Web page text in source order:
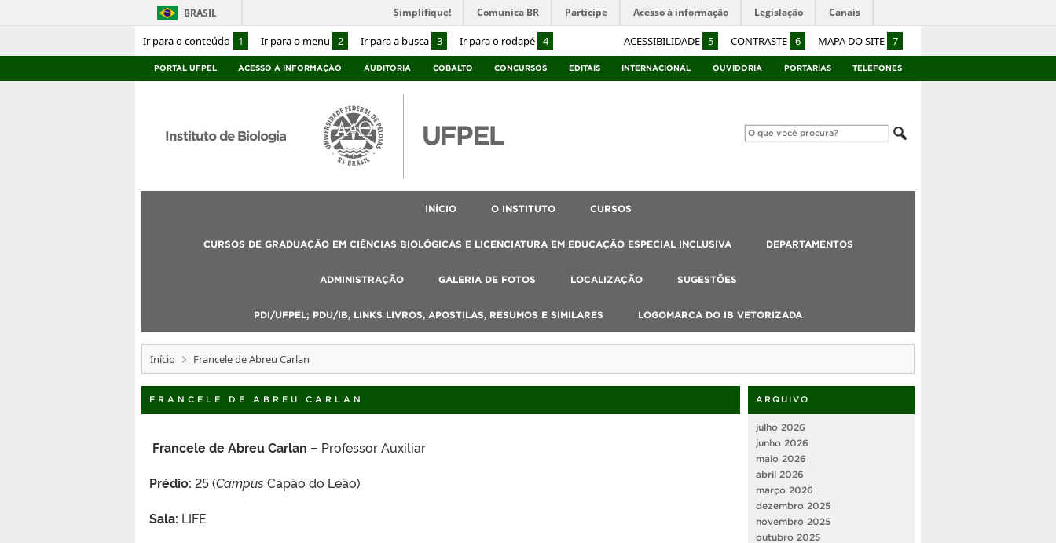
Ir para o conteúdo 1 Ir para o menu 2 Ir para a busca 3 Ir para o rodapé 4 ACESSIBILIDADE 5 CONTRASTE 6 MAPA DO SITE 7
BRASIL Simplifique! Comunica BR Participe Acesso à informação Legislação Canais
PORTAL UFPEL ACESSO À INFORMAÇÃO AUDITORIA COBALTO CONCURSOS EDITAIS INTERNACIONAL OUVIDORIA PORTARIAS TELEFONES
Instituto de Biologia
INÍCIO O INSTITUTO CURSOS
CURSOS DE GRADUAÇÃO EM CIÊNCIAS BIOLÓGICAS E LICENCIATURA EM EDUCAÇÃO ESPECIAL INCLUSIVA DEPARTAMENTOS
ADMINISTRAÇÃO GALERIA DE FOTOS LOCALIZAÇÃO SUGESTÕES
PDI/UFPEL; PDU/IB, LINKS LIVROS, APOSTILAS, RESUMOS E SIMILARES LOGOMARCA DO IB VETORIZADA
Início Francele de Abreu Carlan
FRANCELE DE ABREU CARLAN
Francele de Abreu Carlan – Professor Auxiliar
Prédio: 25 (CampusCapão do Leão)
Sala: LIFE
ARQUIVO
julho 2026
junho 2026
maio 2026
abril 2026
março 2026
dezembro 2025
novembro 2025
outubro 2025